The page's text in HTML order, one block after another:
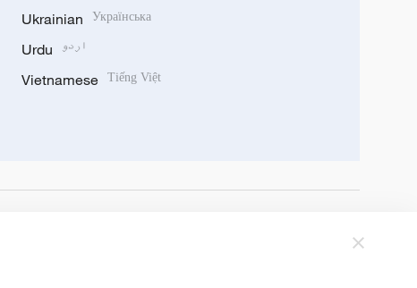
Ukrainian Українська
Urdu اردو
Vietnamese Tiếng Việt